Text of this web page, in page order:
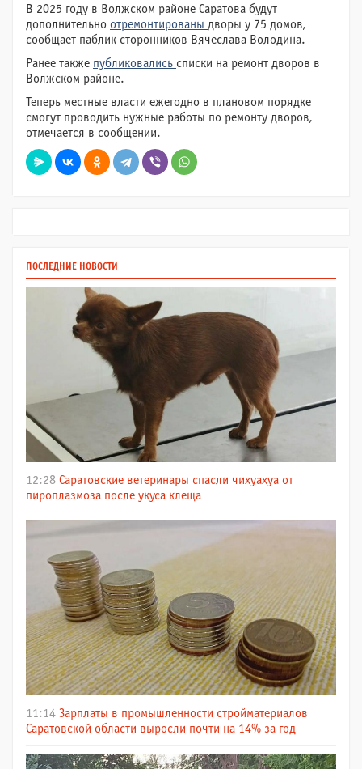
В 2025 году в Волжском районе Саратова будут
дополнительно отремонтированы дворы у 75 домов,
сообщает паблик сторонников Вячеслава Володина.
Ранее также публиковались списки на ремонт дворов в
Волжском районе.
Теперь местные власти ежегодно в плановом порядке
смогут проводить нужные работы по ремонту дворов,
отмечается в сообщении.
ПОСЛЕДНИЕ НОВОСТИ
12:28 Саратовские ветеринары спасли чихуахуа от
пироплазмоза после укуса клеща
11:14 Зарплаты в промышленности стройматериалов
Саратовской области выросли почти на 14% за год